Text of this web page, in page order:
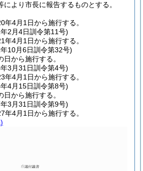
により市長に報告するものとする。
年4月1日から施行する。
2月4日訓令第11号)
年4月1日から施行する。
10月6日訓令第32号)
から施行する。
3月31日訓令第4号)
年4月1日から施行する。
4月15日訓令第8号)
から施行する。
3月31日訓令第9号)
年4月1日から施行する。